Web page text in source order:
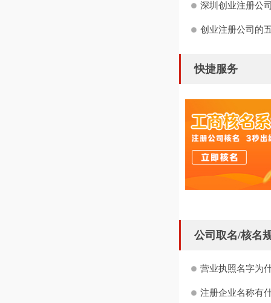
深圳创业注册公
创业注册公司的
快捷服务
公司取名/核名
营业执照名字为
注册企业名称有